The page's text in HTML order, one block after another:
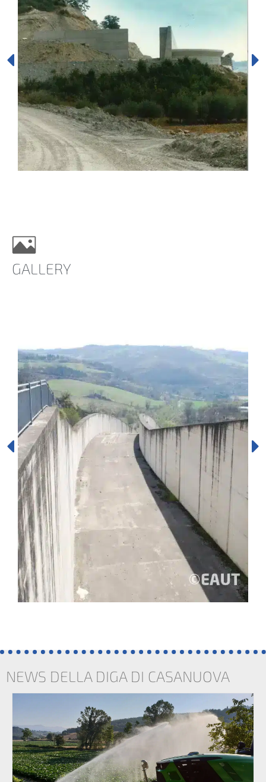
GALLERY
NEWS DELLA DIGA DI CASANUOVA